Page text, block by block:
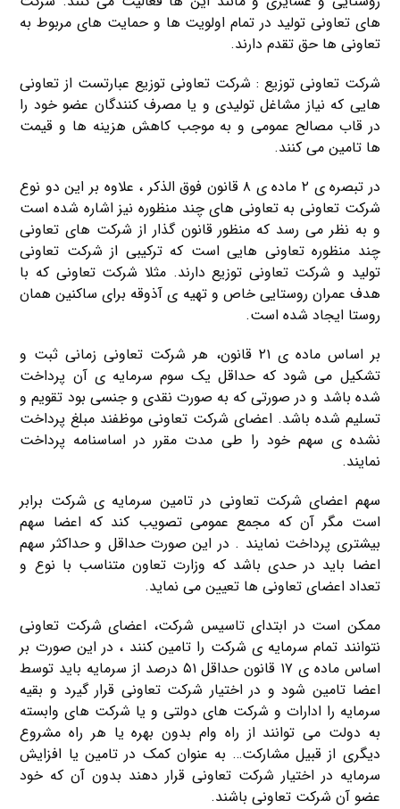
های تعاونی تولید در تمام اولویت ها و حمایت های مربوط به
تعاونی ها حق تقدم دارند.
شرکت تعاونی توزیع : شرکت تعاونی توزیع عبارتست از تعاونی
هایی که نیاز مشاغل تولیدی و یا مصرف کنندگان عضو خود را
در قاب مصالح عمومی و به موجب کاهش هزینه ها و قیمت
ها تامین می کنند.
در تبصره ی ۲ ماده ی ۸ قانون فوق الذکر ، علاوه بر این دو نوع
شرکت تعاونی به تعاونی های چند منظوره نیز اشاره شده است
و به نظر می رسد که منظور قانون گذار از شرکت های تعاونی
چند منظوره تعاونی هایی است که ترکیبی از شرکت تعاونی
تولید و شرکت تعاونی توزیع دارند. مثلا شرکت تعاونی که با
هدف عمران روستایی خاص و تهیه ی آذوقه برای ساکنین همان
روستا ایجاد شده است.
بر اساس ماده ی ۲۱ قانون، هر شرکت تعاونی زمانی ثبت و
تشکیل می شود که حداقل یک سوم سرمایه ی آن پرداخت
شده باشد و در صورتی که به صورت نقدی و جنسی بود تقویم و
تسلیم شده باشد. اعضای شرکت تعاونی موظفند مبلغ پرداخت
نشده ی سهم خود را طی مدت مقرر در اساسنامه پرداخت
نمایند.
سهم اعضای شرکت تعاونی در تامین سرمایه ی شرکت برابر
است مگر آن که مجمع عمومی تصویب کند که اعضا سهم
بیشتری پرداخت نمایند . در این صورت حداقل و حداکثر سهم
اعضا باید در حدی باشد که وزارت تعاون متناسب با نوع و
تعداد اعضای تعاونی ها تعیین می نماید.
ممکن است در ابتدای تاسیس شرکت، اعضای شرکت تعاونی
نتوانند تمام سرمایه ی شرکت را تامین کنند ، در این صورت بر
اساس ماده ی ۱۷ قانون حداقل ۵۱ درصد از سرمایه باید توسط
اعضا تامین شود و در اختیار شرکت تعاونی قرار گیرد و بقیه
سرمایه را ادارات و شرکت های دولتی و یا شرکت های وابسته
به دولت می توانند از راه وام بدون بهره یا هر راه مشروع
دیگری از قبیل مشارکت… به عنوان کمک در تامین یا افزایش
سرمایه در اختیار شرکت تعاونی قرار دهند بدون آن که خود
عضو آن شرکت تعاونی باشند.